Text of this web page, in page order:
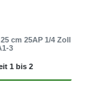
cm 25AP 1/4 Zoll
3
1 bis 2